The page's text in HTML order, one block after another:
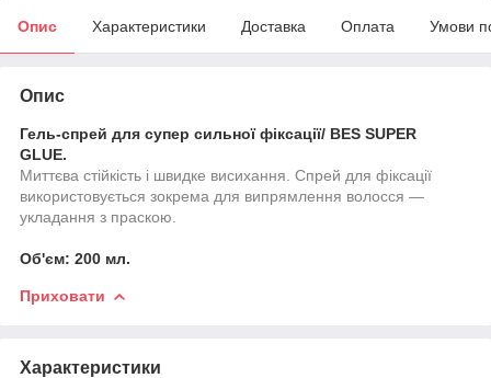
Опис Характеристики Доставка Оплата Умови
Опис
Гель-спрей для супер сильної фіксації/ BES SUPER
GLUE.
Миттєва стійкість і швидке висихання. Спрей для фіксації
використовується зокрема для випрямлення волосся —
укладання з праскою.
Об'єм: 200 мл.
Приховати
Характеристики